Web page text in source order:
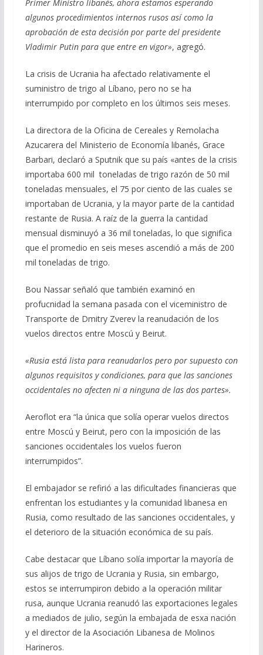
Primer Ministro libanés, ahora estamos esperando
algunos procedimientos internos rusos así como la
aprobación de esta decisión por parte del presidente
Vladimir Putin para que entre en vigor», agregó.
La crisis de Ucrania ha afectado relativamente el
suministro de trigo al Líbano, pero no se ha
interrumpido por completo en los últimos seis meses.
La directora de la Oficina de Cereales y Remolacha
Azucarera del Ministerio de Economía libanés, Grace
Barbari, declaró a Sputnik que su país «antes de la crisis
importaba 600 mil toneladas de trigo razón de 50 mil
toneladas mensuales, el 75 por ciento de las cuales se
importaban de Ucrania, y la mayor parte de la cantidad
restante de Rusia. A raíz de la guerra la cantidad
mensual disminuyó a 36 mil toneladas, lo que significa
que el promedio en seis meses ascendió a más de 200
mil toneladas de trigo.
Bou Nassar señaló que también examinó en
profucnidad la semana pasada con el viceministro de
Transporte de Dmitry Zverev la reanudación de los
vuelos directos entre Moscú y Beirut.
«Rusia está lista para reanudarlos pero por supuesto con
algunos requisitos y condiciones, para que las sanciones
occidentales no afecten ni a ninguna de las dos partes».
Aeroflot era “la única que solía operar vuelos directos
entre Moscú y Beirut, pero con la imposición de las
sanciones occidentales los vuelos fueron
interrumpidos”.
El embajador se refirió a las dificultades financieras que
enfrentan los estudiantes y la comunidad libanesa en
Rusia, como resultado de las sanciones occidentales, y
el deterioro de la situación económica de su país.
Cabe destacar que Líbano solía importar la mayoría de
sus alijos de trigo de Ucrania y Rusia, sin embargo,
estos se interrumpiron debido a la operación militar
rusa, aunque Ucrania reanudó las exportaciones legales
a mediados de julio, según la embajada de esxa nación
y el director de la Asociación Libanesa de Molinos
Harineros.